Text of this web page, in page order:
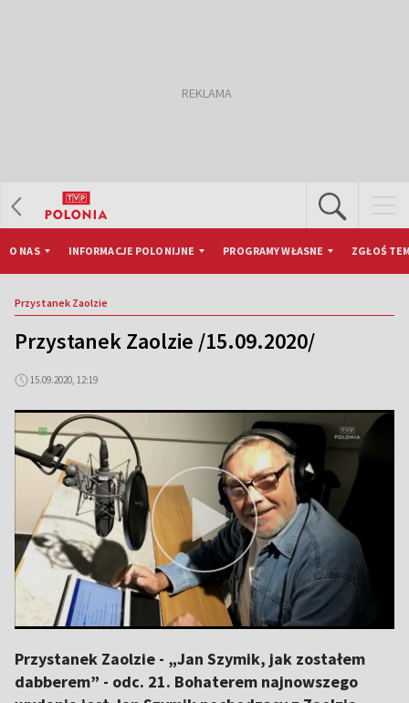
O NAS INFORMACJE POLONIJNE PROGRAMY WŁASNE ZGŁOŚ
Przystanek Zaolzie
Przystanek Zaolzie /15.09.2020/
15.09.2020, 12:19
Przystanek Zaolzie - „Jan Szymik, jak zostałem
dabberem” - odc. 21. Bohaterem najnowszego